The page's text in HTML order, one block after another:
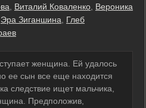
Виталий Коваленко Вероника
Эра Зиганшина
Глеб
женщина. Ей удалось
ее сын все еще находится
следствие ищет мальчика,
Предположив,